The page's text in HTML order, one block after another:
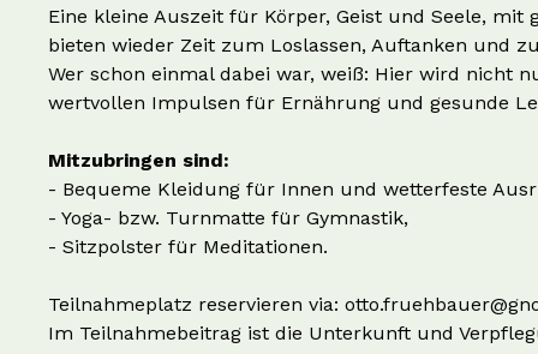
Eine kleine Auszeit für Körper, Geist und Seele,
bieten wieder Zeit zum Loslassen, Auftanken und
Wer schon einmal dabei war, weiß: Hier wird nicht
wertvollen Impulsen für Ernährung und gesunde
Mitzubringen sind:
- Bequeme Kleidung für Innen und wetterfeste
- Yoga- bzw. Turnmatte für Gymnastik,
- Sitzpolster für Meditationen.
Teilnahmeplatz reservieren via:
Im Teilnahmebeitrag ist die Unterkunft und